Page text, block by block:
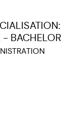
- BACHELOR